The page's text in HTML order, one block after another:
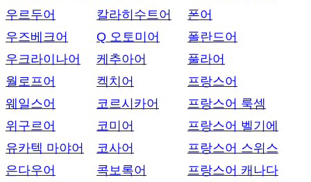
우르두어
우즈베크어
우크라이나어
월로프어
웨일스어
위구르어
유카텍 마야어
은다우어
칼라히수트어
Q 오토미어
케추아어
켁치어
코르시카어
코미어
코사어
콕보록어
폰어
폴란드어
풀라어
프랑스어
프랑스어 룩셈
프랑스어 벨기에
프랑스어 스위스
프랑스어 캐나다